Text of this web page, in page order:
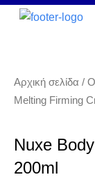
Αρχική σελίδα /
Melting Firming
Nuxe
200ml